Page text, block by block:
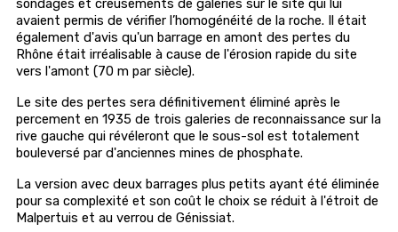
sondages et creusements de galeries sur le site qui lui
avaient permis de vérifier l’homogénéité de la roche. Il était
également d'avis qu'un barrage en amont des pertes du
Rhône était irréalisable à cause de l'érosion rapide du site
vers l'amont (70 m par siècle).
Le site des pertes sera définitivement éliminé après le
percement en 1935 de trois galeries de reconnaissance sur la
rive gauche qui révéleront que le sous-sol est totalement
bouleversé par d'anciennes mines de phosphate.
La version avec deux barrages plus petits ayant été éliminée
pour sa complexité et son coût le choix se réduit à l'étroit de
Malpertuis et au verrou de Génissiat.